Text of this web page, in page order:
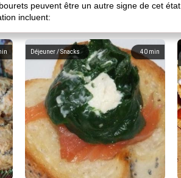
peuvent être un autre signe de cet état.
incluent:
40 min
Déjeuner / Snacks